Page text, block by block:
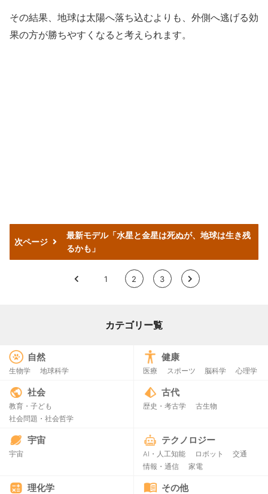
その結果、地球は太陽へ落ち込むよりも、外側へ逃げる効
果の方が勝ちやすくなると考えられます。
次ページ
最新モデル「水星と金星は死ぬが、地球は生き残
るかも」
< 1 2 3 >
カテゴリー覧
自然
生物学 地球科学
健康
医療 スポーツ 脳科学 心理学
社会
教育・子ども
社会問題・社会哲学
古代
歴史・考古学 古生物
宇宙
宇宙
テクノロジー
AI・人工知能 ロボット
交通
情報・通信
家電
理化学 その他